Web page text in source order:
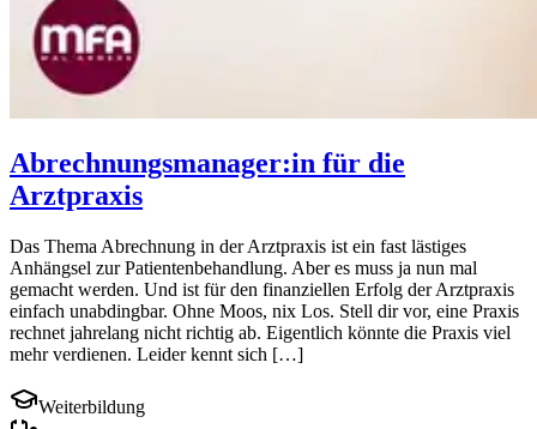
Abrechnungsmanager:in für die
Arztpraxis
Das Thema Abrechnung in der Arztpraxis ist ein fast lästiges
Anhängsel zur Patientenbehandlung. Aber es muss ja nun mal
gemacht werden. Und ist für den finanziellen Erfolg der Arztpraxis
einfach unabdingbar. Ohne Moos, nix Los. Stell dir vor, eine Praxis
rechnet jahrelang nicht richtig ab. Eigentlich könnte die Praxis viel
mehr verdienen. Leider kennt sich […]
Weiterbildung